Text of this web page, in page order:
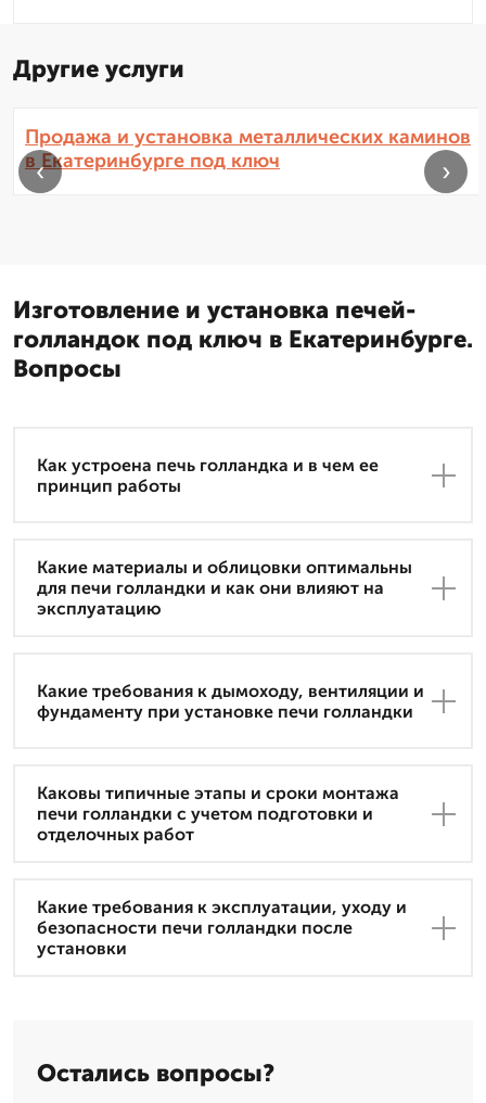
Другие услуги
Продажа и установка металлических каминов
в Екатеринбурге под ключ
‹ ›
Изготовление и установка печей-
голландок под ключ в Екатеринбурге.
Вопросы
Как устроена печь голландка и в чем ее
принцип работы
Какие материалы и облицовки оптимальны
для печи голландки и как они влияют на
эксплуатацию
Какие требования к дымоходу, вентиляции и
фундаменту при установке печи голландки
Каковы типичные этапы и сроки монтажа
печи голландки с учетом подготовки и
отделочных работ
Какие требования к эксплуатации, уходу и
безопасности печи голландки после
установки
Остались вопросы?